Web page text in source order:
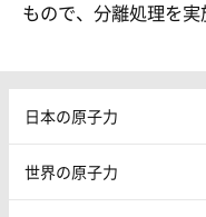
もので、分離処理を実
日本の原子力
世界の原子力